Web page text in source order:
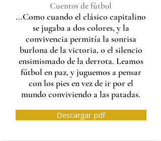
Cuentos de fútbol
...Como cuando el clásico capitalino
se jugaba a dos colores, y la
convivencia permitía la sonrisa
burlona de la victoria, o el silencio
ensimismado de la derrota. Leamos
fútbol en paz, y juguemos a pensar
con los pies en vez de ir por el
mundo conviviendo a las patadas.
Descargar pdf